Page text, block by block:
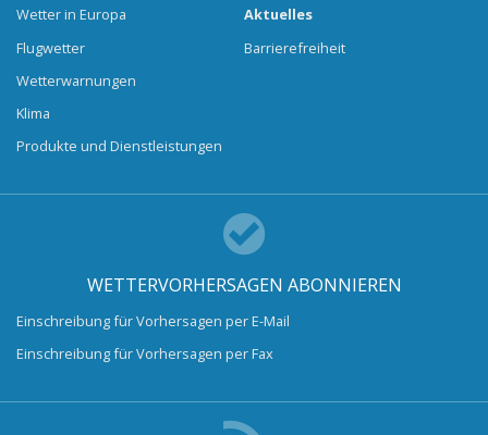
Wetter in Europa
Flugwetter
Wetterwarnungen
Klima
Produkte und Dienstleistungen
Aktuelles
Barrierefreiheit
WETTERVORHERSAGEN ABONNIEREN
Einschreibung für Vorhersagen per E-Mail
Einschreibung für Vorhersagen per Fax